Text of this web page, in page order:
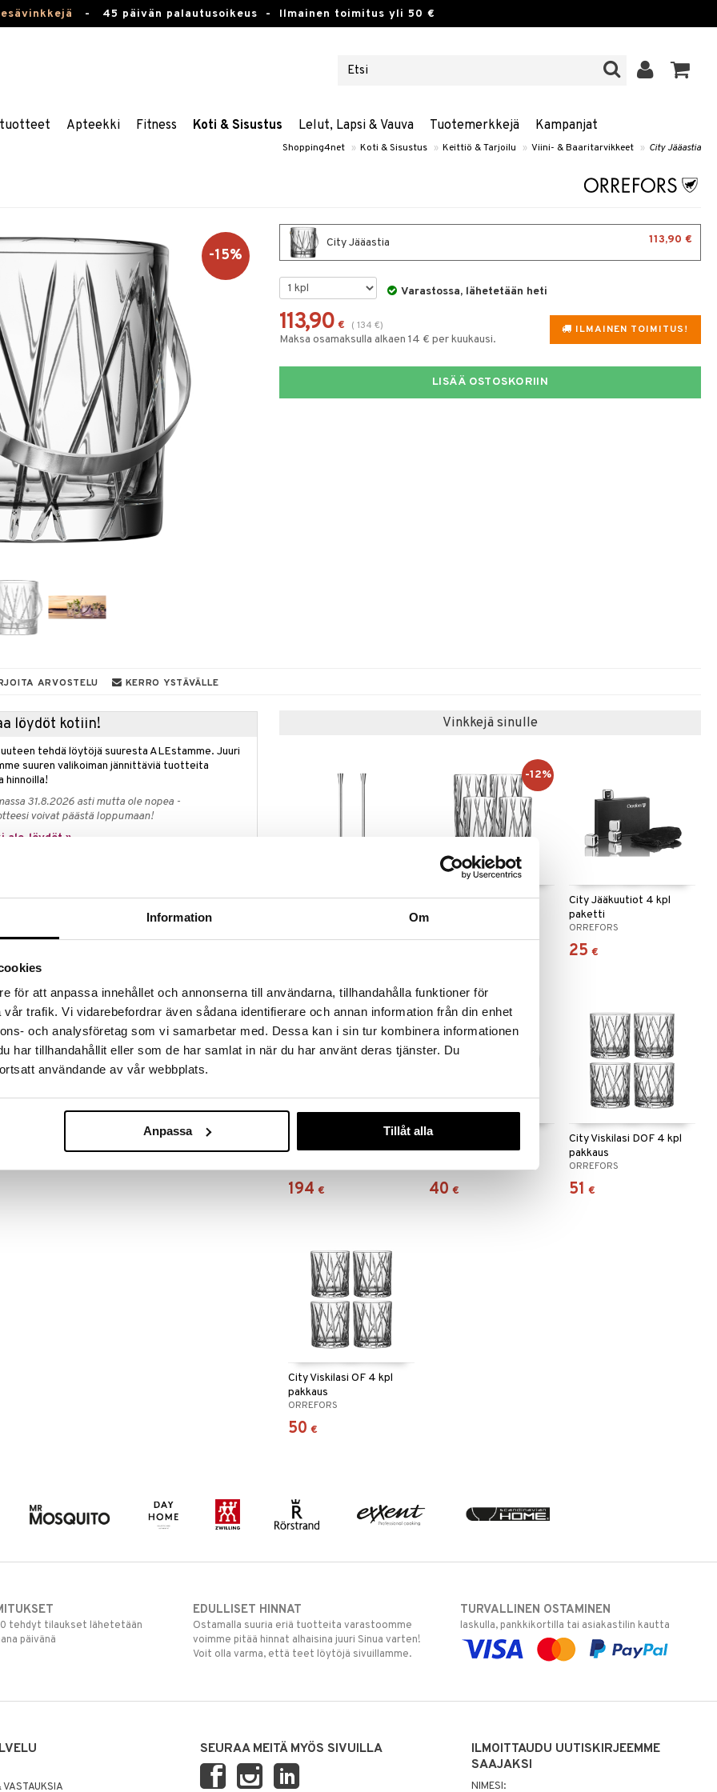
Information Om
för att anpassa innehållet och annonserna till användarna, tillhandahålla funktioner för
trafik. Vi vidarebefordrar även sådana identifierare och annan information från din enhet
och analysföretag som vi samarbetar med. Dessa kan i sin tur kombinera informationen
har tillhandahållit eller som de har samlat in när du har använt deras tjänster. Du
användande av vår webbplats.
Anpassa Tillåt alla
- 45 päivän palautusoikeus - Ilmainen toimitus yli 50 €
Apteekki Fitness Koti & Sisustus Lelut, Lapsi & Vauva Tuotemerkkejä Kampanjat
Shopping4net » Koti & Sisustus » Keittiö & Tarjoilu » Viini- & Baaritarvikkeet » City Jääastia
-15%
City Jääastia 113,90 €
Varastossa, lähetetään heti
ILMAINEN TOIMITUS!
113,90 € ( 134 €)
Maksa osamaksulla alkaen 14 € per kuukausi.
LISÄÄ OSTOSKORIIN
ARVOSTELU KERRO YSTÄVÄLLE
löydöt kotiin!
tehdä löytöjä suuresta ALEstamme. Juuri
suuren valikoiman jännittäviä tuotteita
hinnoilla!
31.8.2026 asti mutta ole nopea -
voivat päästä loppumaan!
ale-löydöt »
Vinkkejä sinulle
City Drinkkilusikka 2 kpl
City Highball 4 kp
pakkaus
-12%
City Jääkuutiot 4 kpl
paketti
ORREFORS
25 €
194 €
City Lasinalunen 4 kpl
pakkaus
40 €
City Viskilasi DOF 4 kpl
pakkaus
ORREFORS
51 €
City Viskilasi OF 4 kpl
pakkaus
ORREFORS
50 €
tehdyt tilaukset lähetetään
päivänä
EDULLISET HINNAT
Ostamalla suuria eriä tuotteita varastoomme
voimme pitää hinnat alhaisina juuri Sinua varten!
Voit olla varma, että teet löytöjä sivuillamme.
TURVALLINEN OSTAMINEN
laskulla, pankkikortilla tai asiakastilin kautta
SEURAA MEITÄ MYÖS SIVUILLA
ILMOITTAUDU UUTISKIRJEEMME
SAAJAKSI
NIMESI: